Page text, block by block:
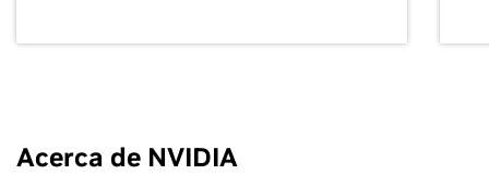
Acerca de NVIDIA